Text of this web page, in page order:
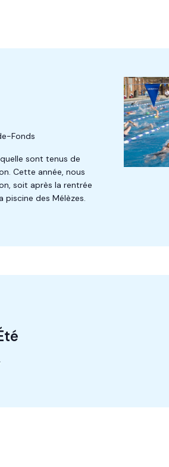
Fonds
sont tenus de
Cette année, nous
soit après la rentrée
des Mélèzes.